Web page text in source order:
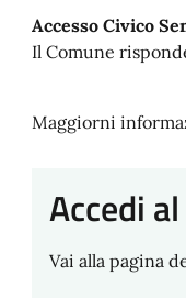
Accesso Civico
Il Comune
Maggiorni
Accedi
Vai alla pagina